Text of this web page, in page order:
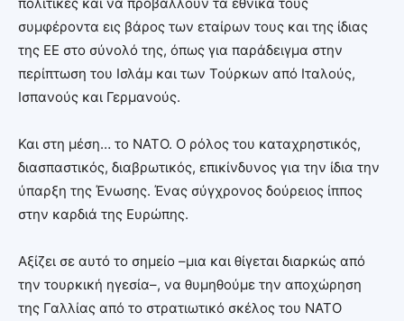
συμφέροντα εις βάρος των εταίρων τους και της ίδιας
της ΕΕ στο σύνολό της, όπως για παράδειγμα στην
περίπτωση του Ισλάμ και των Τούρκων από Ιταλούς,
Ισπανούς και Γερμανούς.
Και στη μέση… το ΝΑΤΟ. Ο ρόλος του καταχρηστικός,
διασπαστικός, διαβρωτικός, επικίνδυνος για την ίδια την
ύπαρξη της Ένωσης. Ένας σύγχρονος δούρειος ίππος
στην καρδιά της Ευρώπης.
Αξίζει σε αυτό το σημείο –μια και θίγεται διαρκώς από
την τουρκική ηγεσία–, να θυμηθούμε την αποχώρηση
της Γαλλίας από το στρατιωτικό σκέλος του ΝΑΤΟ